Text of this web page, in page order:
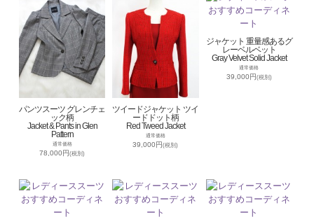
パンツスーツ グレンチェ
ック柄
Jacket & Pants in Glen
Pattern
通常価格
78,000円(税別)
ツイードジャケット ツイ
ードドット柄
Red Tweed Jacket
通常価格
39,000円(税別)
ジャケット 重量感あるグ
レーベルベット
Gray Velvet Solid Jacket
通常価格
39,000円(税別)